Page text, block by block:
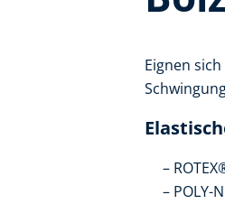
Eignen
POLY-